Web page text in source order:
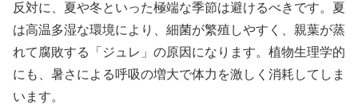
反対に、夏や冬といった極端な季節は避けるべきです。夏
は高温多湿な環境により、細菌が繁殖しやすく、親葉が蒸
れて腐敗する「ジュレ」の原因になります。植物生理学的
にも、暑さによる呼吸の増大で体力を激しく消耗してしま
います。